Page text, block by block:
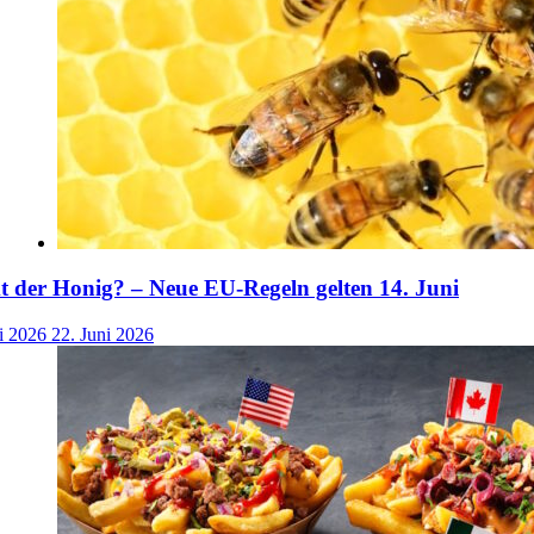
der Honig? – Neue EU-Regeln gelten 14. Juni
2026 22. Juni 2026